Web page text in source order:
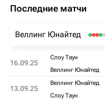
Последние матчи
Веллинг Юнайтед
16.09.25
Слоу Таун
Веллинг Юнайтед
13.09.25
Веллинг Юнайтед
Слоу Таун